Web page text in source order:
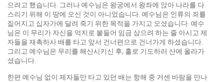
으려고 했습니다. 그러나 예수님은 왕궁에서 왕좌에 앉아 나라를 다
스리기 위해 이 땅에 오신 것이 아니었습니다. 예수님은 인류의 죄를
짊어지고 십자가에 달려 죽기 위한 목적을 가지고 오셨습니다. 예수
님은 이 무리가 자신을 억지로 붙들어 임금 삼으려 하는 줄 아시고 제
자들을 재촉하사 배를 타고 앞서 건너편으로 건너가게 하셨습니다.
그리고 예수님은 무리를 해산시키신 후, 홀로 기도하러 산에 올라가
셨습니다.
한편 예수님 없이 제자들만 타고 있던 배는 항해 중 거센 바람을 만나